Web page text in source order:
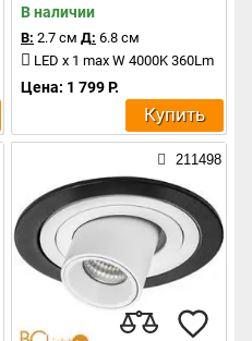
В наличии
В: 2.7 см Д: 6.8 см
LED x 1 max W 4000K 360Lm
Цена: 1 799 Р.
Купить
211498